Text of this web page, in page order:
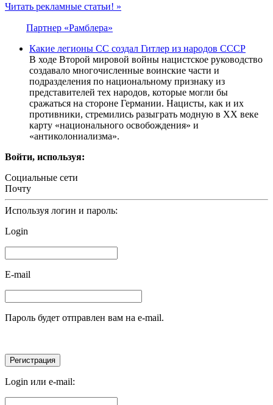
Читать рекламные статьи! »
Партнер «Рамблера»
Какие легионы СС создал Гитлер из народов СССР
В ходе Второй мировой войны нацистское руководство
создавало многочисленные воинские части и
подразделения по национальному признаку из
представителей тех народов, которые могли бы
сражаться на стороне Германии. Нацисты, как и их
противники, стремились разыграть модную в ХХ веке
карту «национального освобождения» и
«антиколониализма».
Войти, используя:
Социальные сети
Почту
Используя логин и пароль:
Login
E-mail
Пароль будет отправлен вам на e-mail.
Login или e-mail: